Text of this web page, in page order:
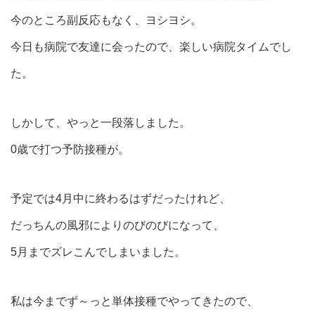
今のところ副反応もなく、ヨシヨシ。
今日も病院で友達に会ったので、楽しい病院タイムでし
た。
しかして、やっと一段落しました。
0歳で打つ予防接種が。
予定では4月中に終わるはずだったけれど、
だっちんの風邪によりのびのびになって、
5月までズレこんでしまいました。
私は今までず～っと単体接種でやってきたので、